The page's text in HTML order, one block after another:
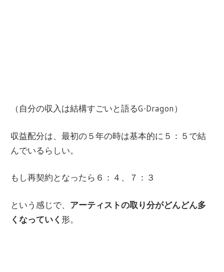
（自分の収入は結構すごいと語るG-Dragon）
収益配分は、最初の５年の時は基本的に５：５で結
んでいるらしい。
もし再契約となったら６：４、７：３
という感じで、 アーティストの取り分がどんどん多
くなっていく 形。